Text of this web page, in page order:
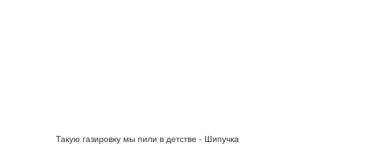
Такую газировку мы пили в детстве - Шипучка